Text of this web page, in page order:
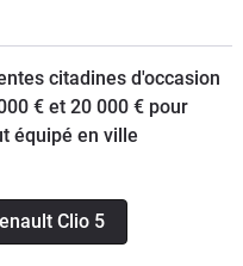
citadines d'occasion
€ et 20 000 € pour
équipé en ville
Clio 5